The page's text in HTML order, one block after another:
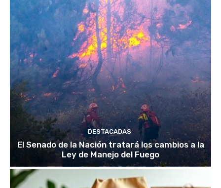
DESTACADAS
El Senado de la Nación tratará los cambios a la
Ley de Manejo del Fuego